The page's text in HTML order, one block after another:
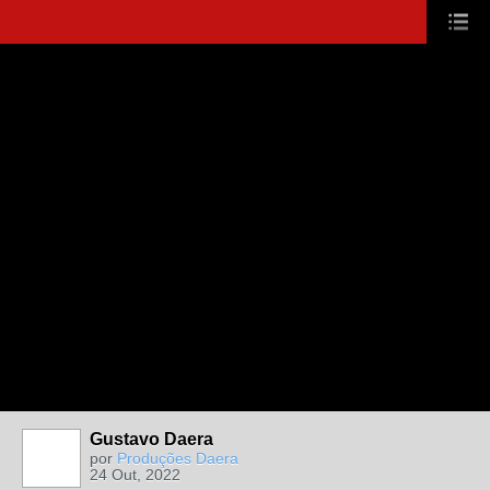
Gustavo Daera
por Produções Daera
24 Out, 2022